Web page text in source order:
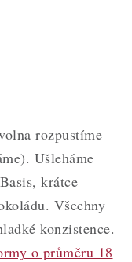
rozpustíme
Ušleháme
krátce
Všechny
konzistence.
o průměru 18